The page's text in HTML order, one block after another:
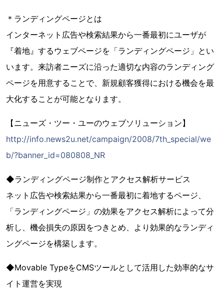
＊ランディングページとは
インターネット広告や検索結果から一番最初にユーザが
『着地』するウェブページを「ランディングページ」とい
います。来訪者ニーズに沿った適切な内容のランディング
ページを用意することで、新規顧客獲得における機会を最
大化することが可能となります。
【ニューズ・ツー・ユーのウェブソリューション】
http://info.news2u.net/campaign/2008/7th_special/we
b/?banner_id=080808_NR
◆ランディングページ制作とアクセス解析サービス
ネット広告や検索結果から一番最初に着地するページ、
「ランディングページ」の効果をアクセス解析によって分
析し、機会損失の原因をつきとめ、より効果的なランディ
ングページを構築します。
◆Movable TypeをCMSツールとして活用した効率的なサ
イト運営を実現